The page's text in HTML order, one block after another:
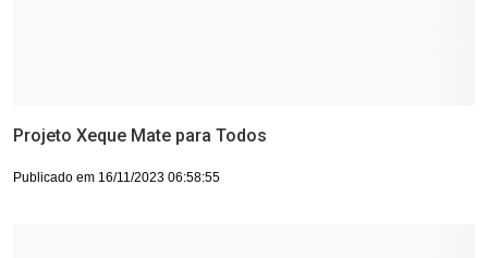
Projeto Xeque Mate para Todos
Publicado em 16/11/2023 06:58:55